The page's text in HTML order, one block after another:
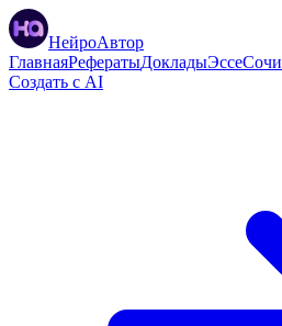
НейроАвтор
ГлавнаяРефератыДокладыЭссе
Создать с AI